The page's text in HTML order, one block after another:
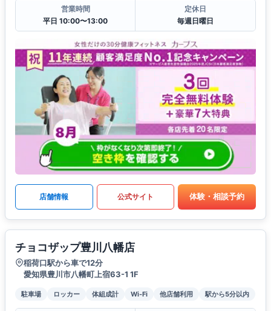
営業時間
平日 10:00〜13:00
定休日
毎週日曜日
店舗情報 公式サイト 体験・相談予約
チョコザップ豊川八幡店
稲荷口駅から車で12分
愛知県豊川市八幡町上宿63-1 1F
駐車場 ロッカー 体組成計 Wi-Fi 他店舗利用 駅から5分以内